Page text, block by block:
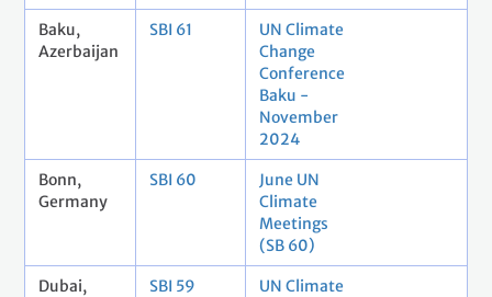
Baku,
Azerbaijan
SBI 61
UN Climate
Change
Conference
Baku -
November
2024
Bonn,
Germany
SBI 60
June UN
Climate
Meetings
(SB 60)
Dubai,
SBI 59
UN Climate